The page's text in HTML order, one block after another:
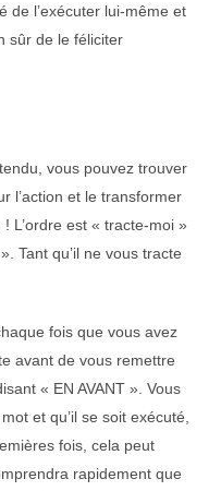
de l’exécuter lui-même et
sûr de le féliciter
vous pouvez trouver
l’action et le transformer
L’ordre est « tracte-moi »
Tant qu’il ne vous tracte
fois que vous avez
avant de vous remettre
« EN AVANT ». Vous
et qu’il se soit exécuté,
fois, cela peut
rapidement que